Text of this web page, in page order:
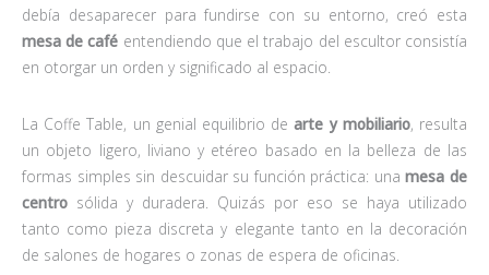
debía desaparecer para fundirse con su entorno, creó esta
mesa de café entendiendo que el trabajo del escultor consistía
en otorgar un orden y significado al espacio.
La Coffe Table, un genial equilibrio dearte y mobiliario, resulta
un objeto ligero, liviano y etéreo basado en la belleza de las
formas simples sin descuidar su función práctica: unamesa de
centro sólida y duradera. Quizás por eso se haya utilizado
tanto como pieza discreta y elegante tanto en la decoración
de salones de hogares o zonas de espera de oficinas.